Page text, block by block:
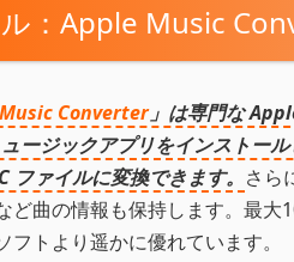
：Apple Music
Converter」は専門な
ージックアプリをインストー
ファイルに変換できます。 さら
ど曲の情報も保持します。最
フトより遥かに優れています。